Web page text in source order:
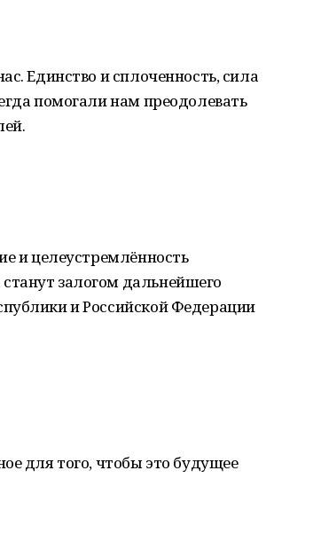
Единство и сплоченность, сила
помогали нам преодолевать
и целеустремлённость
залогом дальнейшего
и Российской Федерации
для того, чтобы это будущее